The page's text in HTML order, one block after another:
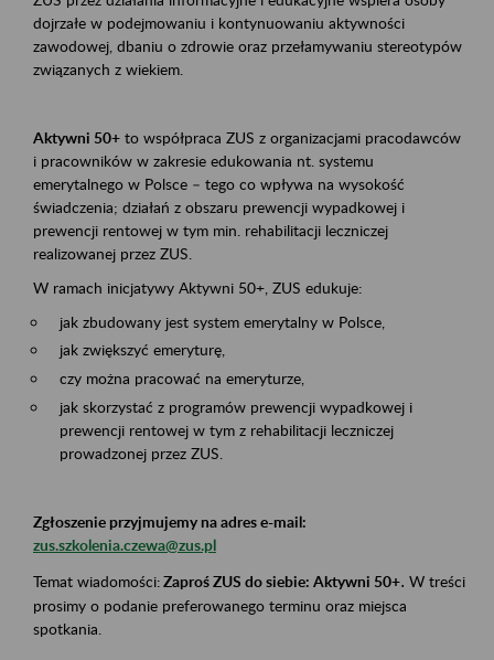
dojrzałe w podejmowaniu i kontynuowaniu aktywności
zawodowej, dbaniu o zdrowie oraz przełamywaniu stereotypów
związanych z wiekiem.
Aktywni 50+ to współpraca ZUS z organizacjami pracodawców
i pracowników w zakresie edukowania nt. systemu
emerytalnego w Polsce – tego co wpływa na wysokość
świadczenia; działań z obszaru prewencji wypadkowej i
prewencji rentowej w tym min. rehabilitacji leczniczej
realizowanej przez ZUS.
W ramach inicjatywy Aktywni 50+, ZUS edukuje:
jak zbudowany jest system emerytalny w Polsce,
jak zwiększyć emeryturę,
czy można pracować na emeryturze,
jak skorzystać z programów prewencji wypadkowej i
prewencji rentowej w tym z rehabilitacji leczniczej
prowadzonej przez ZUS.
Zgłoszenie przyjmujemy na adres e-mail:
zus.szkolenia.czewa@zus.pl
Temat wiadomości:Zaproś ZUS do siebie: Aktywni 50+. W treści
prosimy o podanie preferowanego terminu oraz miejsca
spotkania.